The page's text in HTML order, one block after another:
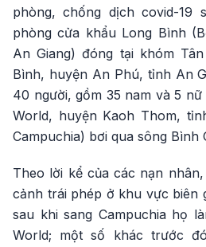
phòng, chống dịch covid-19
phòng cửa khẩu Long Bình
An Giang) đóng tại khóm
Bình, huyện An Phú, tỉnh An
40 người, gồm 35 nam và 5
World, huyện Kaoh Thom,
Campuchia) bơi qua sông Bình
Theo lời kể của các nạn
cảnh trái phép ở khu vực biên
sau khi sang Campuchia họ
World; một số khác trước